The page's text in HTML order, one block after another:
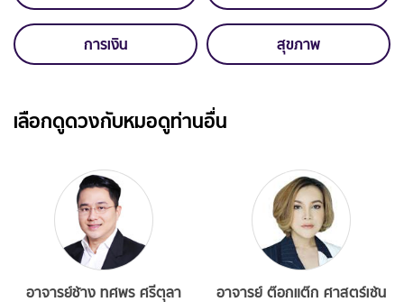
การเงิน สุขภาพ
เลือกดูดวงกับหมอดูท่านอื่น
อาจารย์ช้าง ทศพร ศรีตุลา
อาจารย์ ต๊อกแต๊ก ศาสตร์เซ้น